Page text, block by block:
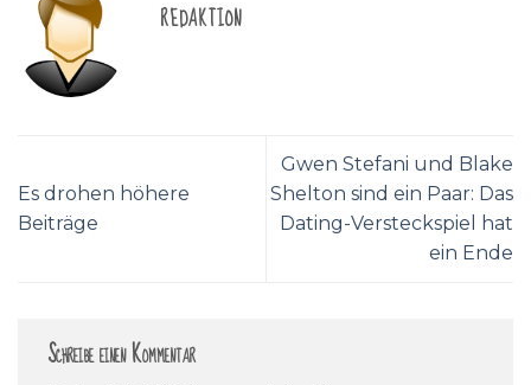
REDAKTION
Es drohen höhere
Beiträge
Gwen Stefani und Blake
Shelton sind ein Paar: Das
Dating-Versteckspiel hat
ein Ende
Schreibe einen Kommentar